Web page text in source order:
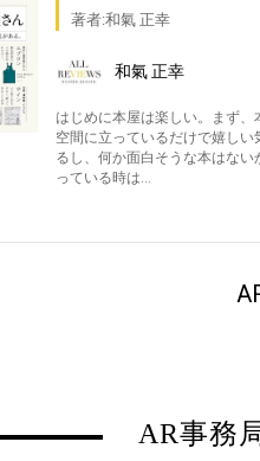
著者:和氣 正幸
和氣 正幸
はじめに本屋は楽しい。まず、
空間に立っているだけで嬉しい
るし、何か面白そうな本はない
っている時は…
AR事務